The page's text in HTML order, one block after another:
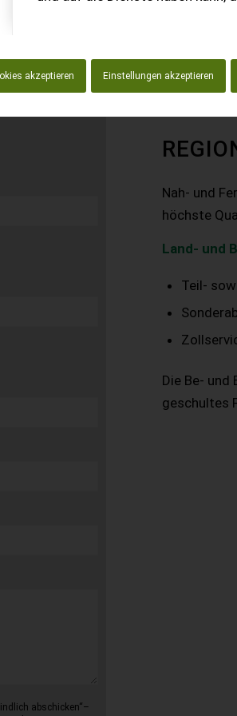
akzeptieren Einstellungen akzeptieren
abschicken“–
Nah- und
höchste
Land- und
Teil-
Die Be-
geschultes